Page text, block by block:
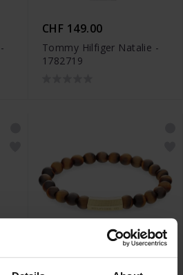
CHF 149.00
Tommy Hilfiger Natalie -
1782719